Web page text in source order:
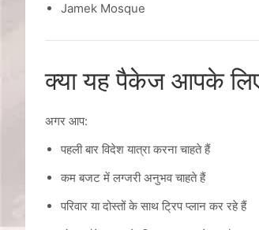
Jamek Mosque
क्या यह पैकेज आपके
अगर आप:
पहली बार विदेश यात्रा करना चाहते हैं
कम बजट में लग्जरी अनुभव चाहते हैं
परिवार या दोस्तों के साथ ट्रिप प्लान कर रहे हैं